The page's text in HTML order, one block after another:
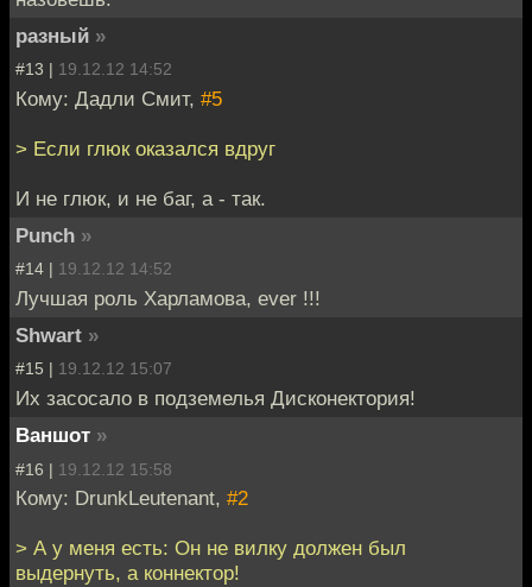
разный »
#13 | 19.12.12 14:52
Кому: Дадли Смит, #5
> Если глюк оказался вдруг
И не глюк, и не баг, а - так.
Punch »
#14 | 19.12.12 14:52
Лучшая роль Харламова, ever !!!
Shwart »
#15 | 19.12.12 15:07
Их засосало в подземелья Дисконектория!
Ваншот »
#16 | 19.12.12 15:58
Кому: DrunkLeutenant, #2
> А у меня есть: Он не вилку должен был
выдернуть, а коннектор!